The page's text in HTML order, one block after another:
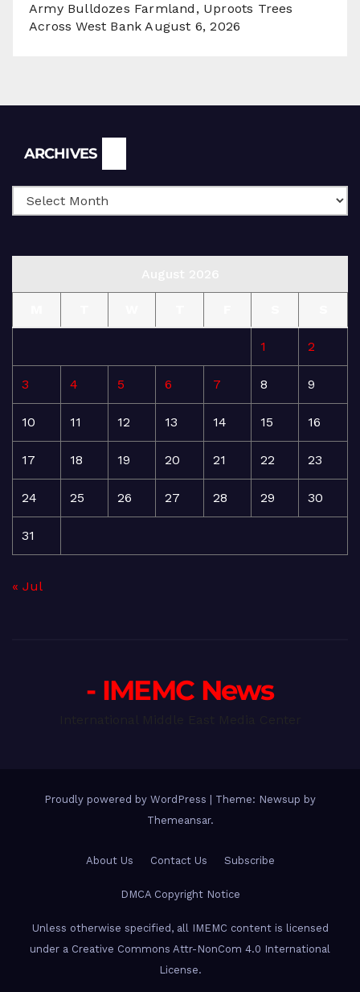
Army Bulldozes Farmland, Uproots Trees
Across West Bank August 6, 2026
ARCHIVES
1 2
3 4 5 6 7 8 9
10 11 12 13 14 15 16
17 18 19 20 21 22 23
24 25 26 27 28 29 30
31
« Jul
- IMEMC News
Proudly powered by WordPress
Theme: Newsup by
Themeansar.
About Us Contact Us Subscribe
DMCA Copyright Notice
Unless otherwise specified, all IMEMC content is licensed
under a Creative Commons Attr-NonCom 4.0 International
License.